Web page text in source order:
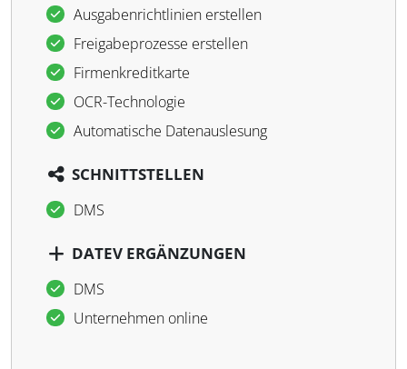
Ausgabenrichtlinien erstellen
Freigabeprozesse erstellen
Firmenkreditkarte
OCR-Technologie
Automatische Datenauslesung
SCHNITTSTELLEN
DMS
DATEV ERGÄNZUNGEN
DMS
Unternehmen online